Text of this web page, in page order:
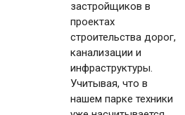
застройщиков в
проектах
строительства дорог,
канализации и
инфраструктуры.
Учитывая, что в
нашем парке техники